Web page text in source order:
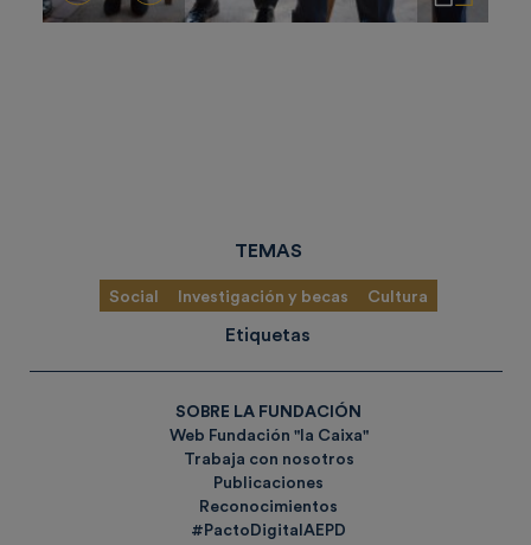
TEMAS
Social Investigación y becas Cultura
Etiquetas
SOBRE LA FUNDACIÓN
Web Fundación "la Caixa"
Trabaja con nosotros
Publicaciones
Reconocimientos
#PactoDigitalAEPD